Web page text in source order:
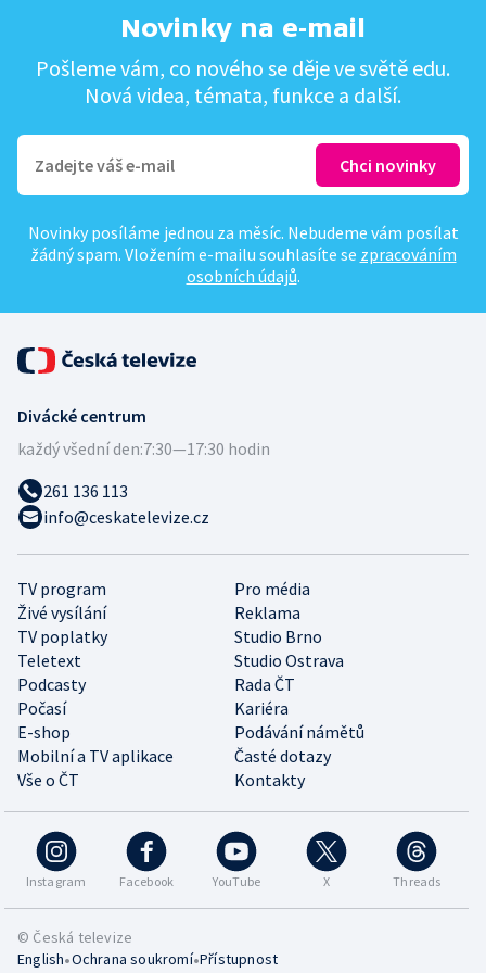
Novinky na e-mail
Pošleme vám, co nového se děje ve světě edu.
Nová videa, témata, funkce a další.
Novinky posíláme jednou za měsíc. Nebudeme vám posílat
žádný spam. Vložením e-mailu souhlasíte se zpracováním
osobních údajů.